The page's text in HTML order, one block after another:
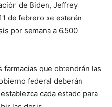
de Biden, Jeffrey
de febrero se estarán
por semana a 6.500
farmacias que obtendrán las
federal deberán
cada estado para